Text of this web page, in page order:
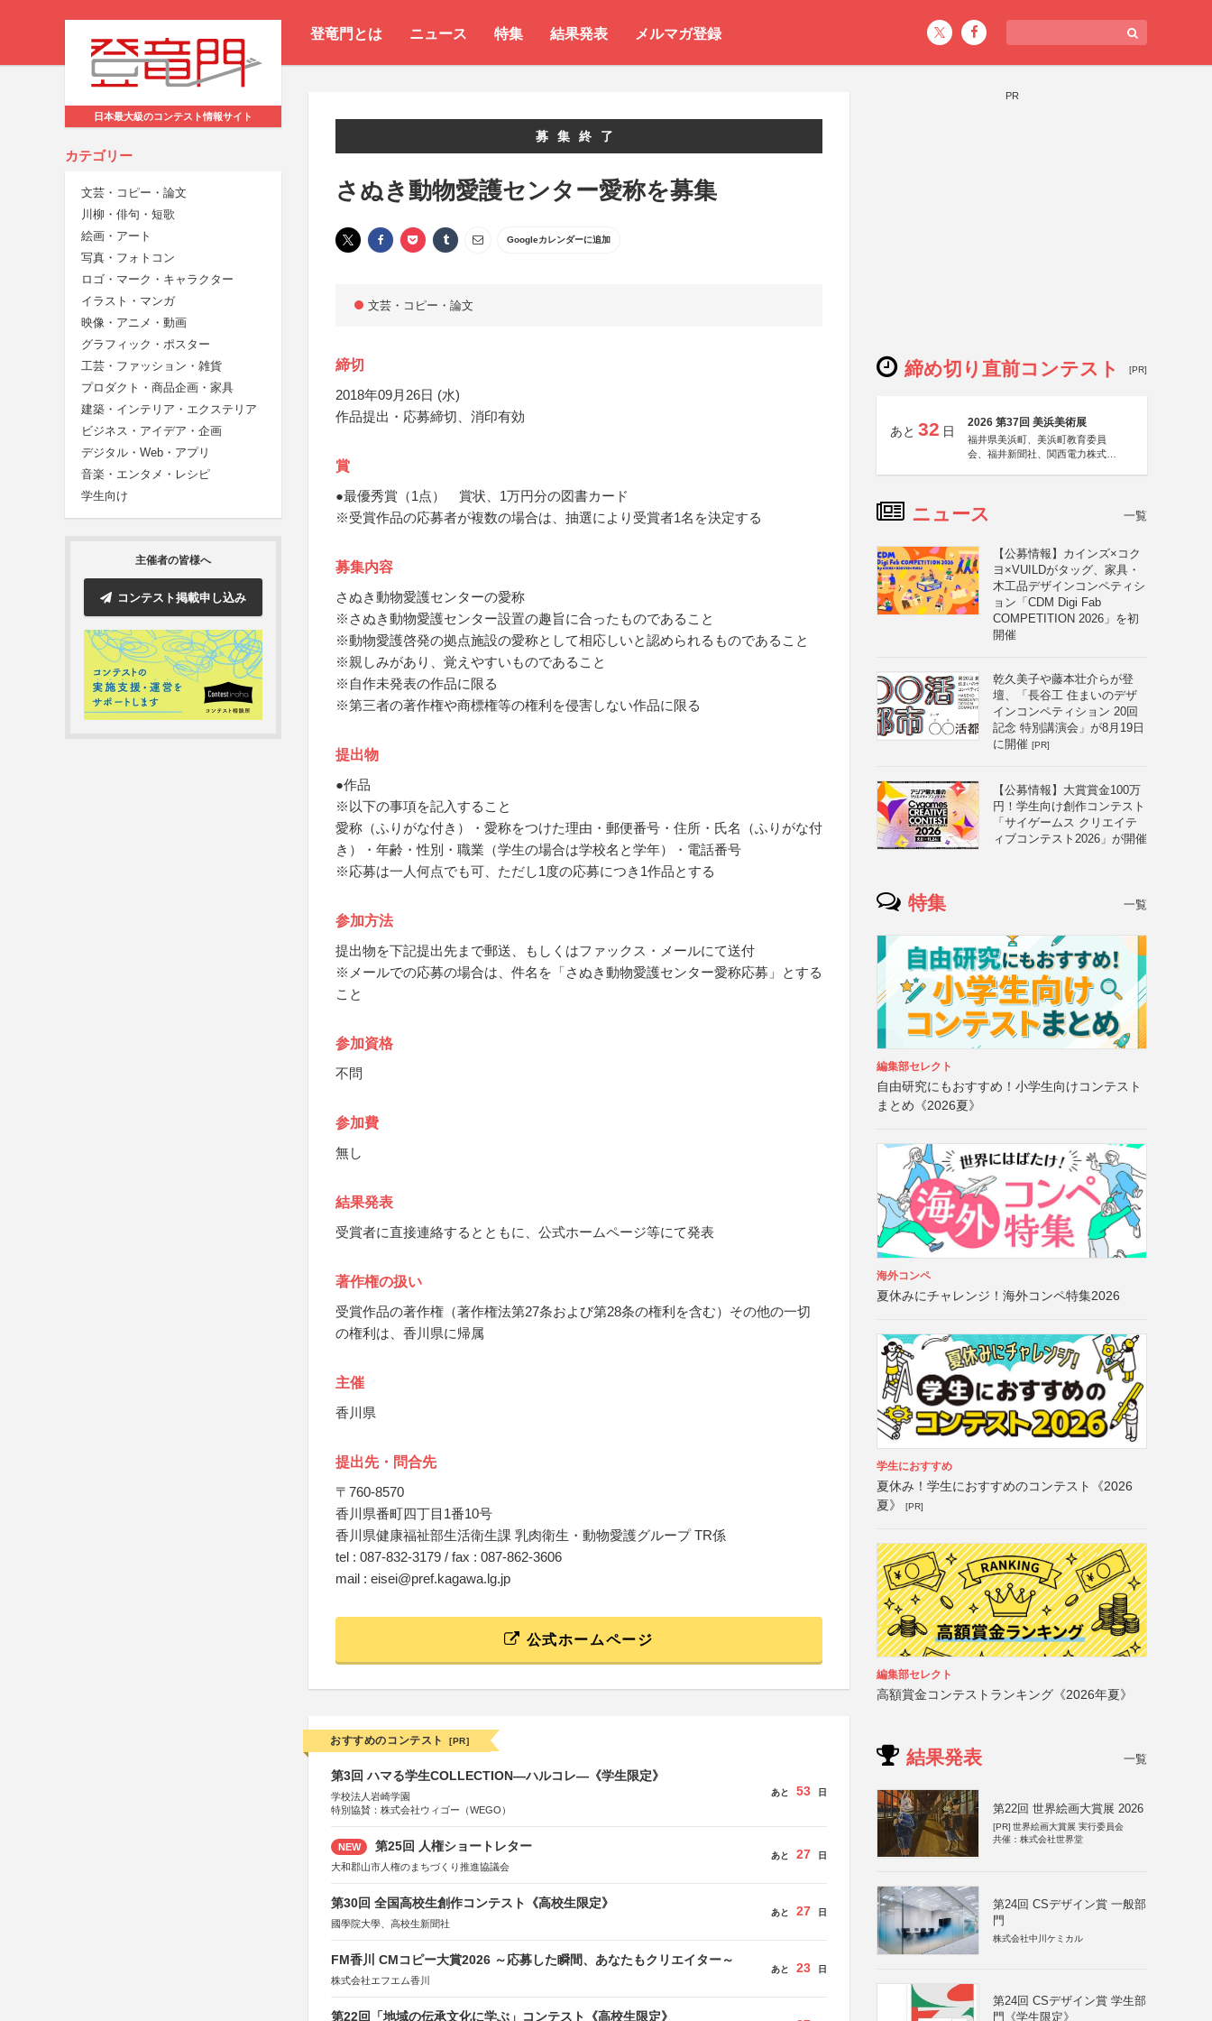
登竜門とは ニュース 特集 結果発表 メルマガ登録
日本最大級のコンテスト情報サイト
カテゴリー
文芸・コピー・論文
川柳・俳句・短歌
絵画・アート
写真・フォトコン
ロゴ・マーク・キャラクター
イラスト・マンガ
映像・アニメ・動画
グラフィック・ポスター
工芸・ファッション・雑貨
プロダクト・商品企画・家具
建築・インテリア・エクステリア
ビジネス・アイデア・企画
デジタル・Web・アプリ
音楽・エンタメ・レシピ
学生向け
主催者の皆様へ
コンテスト掲載申し込み
募集終了
さぬき動物愛護センター愛称を募集
Googleカレンダーに追加
文芸・コピー・論文
締切
2018年09月26日 (水)
作品提出・応募締切、消印有効
賞
●最優秀賞（1点） 賞状、1万円分の図書カード
※受賞作品の応募者が複数の場合は、抽選により受賞者1名を決定する
募集内容
さぬき動物愛護センターの愛称
※さぬき動物愛護センター設置の趣旨に合ったものであること
※動物愛護啓発の拠点施設の愛称として相応しいと認められるものであること
※親しみがあり、覚えやすいものであること
※自作未発表の作品に限る
※第三者の著作権や商標権等の権利を侵害しない作品に限る
提出物
●作品
※以下の事項を記入すること
愛称（ふりがな付き）・愛称をつけた理由・郵便番号・住所・氏名（ふりがな付
き）・年齢・性別・職業（学生の場合は学校名と学年）・電話番号
※応募は一人何点でも可、ただし1度の応募につき1作品とする
参加方法
提出物を下記提出先まで郵送、もしくはファックス・メールにて送付
※メールでの応募の場合は、件名を「さぬき動物愛護センター愛称応募」とする
こと
参加資格
不問
参加費
無し
結果発表
受賞者に直接連絡するとともに、公式ホームページ等にて発表
著作権の扱い
受賞作品の著作権（著作権法第27条および第28条の権利を含む）その他の一切
の権利は、香川県に帰属
主催
香川県
提出先・問合先
〒760-8570
香川県番町四丁目1番10号
香川県健康福祉部生活衛生課 乳肉衛生・動物愛護グループ TR係
tel : 087-832-3179 / fax : 087-862-3606
mail : eisei@pref.kagawa.lg.jp
公式ホームページ
おすすめのコンテスト [PR]
第3回 ハマる学生COLLECTION―ハルコレ―《学生限定》
学校法人岩崎学園
特別協賛：株式会社ウィゴー（WEGO）
あと 53 日
NEW 第25回 人権ショートレター
大和郡山市人権のまちづくり推進協議会
あと 27 日
第30回 全国高校生創作コンテスト《高校生限定》
國學院大學、高校生新聞社
あと 27 日
FM香川 CMコピー大賞2026 ～応募した瞬間、あなたもクリエイター～
株式会社エフエム香川
あと 23 日
第22回「地域の伝承文化に学ぶ」コンテスト《高校生限定》
PR
締め切り直前コンテスト [PR]
あと 32 日
2026 第37回 美浜美術展
福井県美浜町、美浜町教育委員
会、福井新聞社、関西電力株式会
ニュース 一覧
【公募情報】カインズ×コク
ヨ×VUILDがタッグ、家具・
木工品デザインコンペティシ
ョン「CDM Digi Fab
COMPETITION 2026」を初
開催
乾久美子や藤本壮介らが登
壇、「長谷工 住まいのデザ
インコンペティション 20回
記念 特別講演会」が8月19日
に開催 [PR]
【公募情報】大賞賞金100万
円！学生向け創作コンテスト
「サイゲームス クリエイテ
ィブコンテスト2026」が開催
特集 一覧
編集部セレクト
自由研究にもおすすめ！小学生向けコンテスト
まとめ《2026夏》
海外コンペ
夏休みにチャレンジ！海外コンペ特集2026
学生におすすめ
夏休み！学生におすすめのコンテスト《2026
夏》
[PR]
編集部セレクト
高額賞金コンテストランキング《2026年夏》
結果発表 一覧
第22回 世界絵画大賞展 2026
[PR] 世界絵画大賞展 実行委員会
共催：株式会社世界堂
第24回 CSデザイン賞 一般部
門
株式会社中川ケミカル
第24回 CSデザイン賞 学生部
門《学生限定》